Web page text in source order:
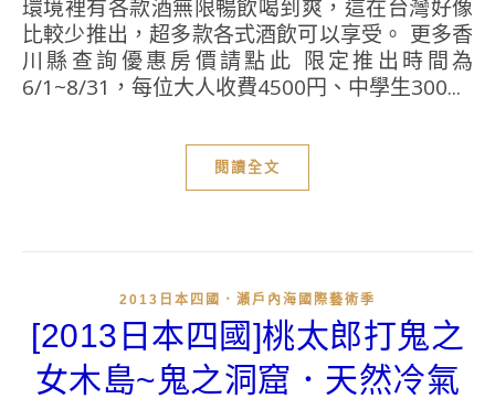
環境裡有各款酒無限暢飲喝到爽，這在台灣好像
比較少推出，超多款各式酒飲可以享受。 更多香
川縣查詢優惠房價請點此 限定推出時間為
6/1~8/31，每位大人收費4500円、中學生300...
閱讀全文
2013日本四國．瀨戶內海國際藝術季
[2013日本四國]桃太郎打鬼之
女木島~鬼之洞窟．天然冷氣